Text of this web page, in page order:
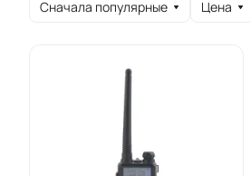
Сначала популярные Цена